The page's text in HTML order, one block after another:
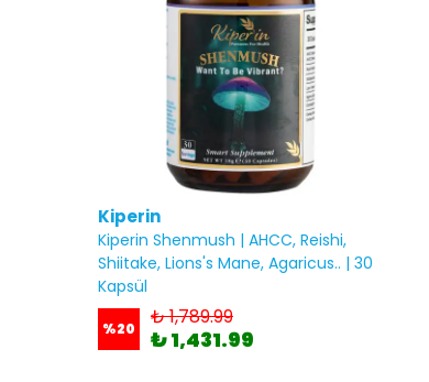
Kiperin
Kiperin Shenmush | AHCC, Reishi,
Shiitake, Lions's Mane, Agaricus.. | 30
Kapsül
%20 ₺ 1,789.99
₺ 1,431.99